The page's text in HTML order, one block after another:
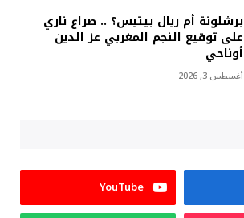
برشلونة أم ريال بيتيس؟ .. صراع ناري
على توقيع النجم المغربي عز الدين
أوناحي
أغسطس 3, 2026
YouTube